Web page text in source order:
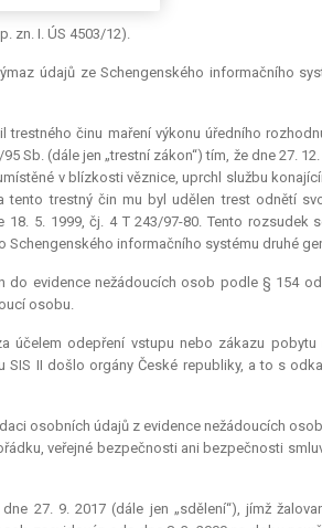
zn. I. ÚS 4503/12).
údajů ze Schengenského informačního
činu maření výkonu úředního
Sb. (dále jen „trestní zákon“) tím, že dne 27.
v blízkosti věznice, uprchl službu
tento trestný čin mu byl udělen trest odnětí
5. 1999, čj. 4 T 243/97-80. Tento rozsudek
informačního systému druhé
do evidence nežádoucích osob podle § 154
osobu.
účelem odepření vstupu nebo zákazu
SIS II došlo orgány České republiky, a to s
osobních údajů z evidence nežádoucích
veřejné bezpečnosti ani bezpečnosti
27. 9. 2017 (dále jen „sdělení“), jímž